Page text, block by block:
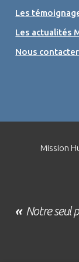
Les
Les actualités
Nous contacter
Mission
« Notre seul